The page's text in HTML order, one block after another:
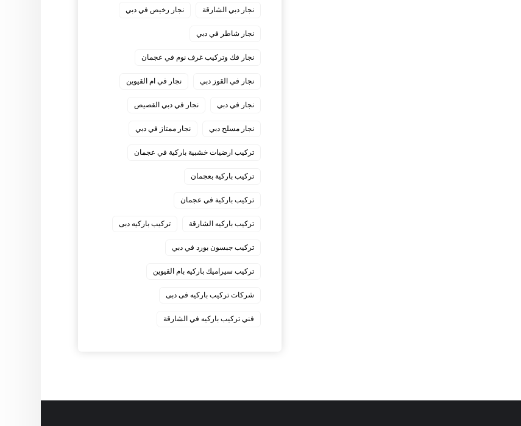
نجار دبي الشارقة نجار رخيص في دبي
نجار شاطر في دبي
نجار فك وتركيب غرف نوم في عجمان
نجار في القوز دبي نجار في ام القيوين
نجار في دبي نجار في دبي القصيص
نجار مسلح دبي نجار ممتاز في دبي
‏تركيب ارضيات خشبية باركية في عجمان
‏تركيب باركية بعجمان
‏تركيب باركية في عجمان
‏تركيب باركيه الشارقة ‏تركيب باركيه دبى
‏تركيب جبسون بورد في دبي
‏تركيب سيراميك باركيه بام القيوين
‏شركات تركيب باركيه فى دبى
‏فني تركيب باركيه في الشارقة